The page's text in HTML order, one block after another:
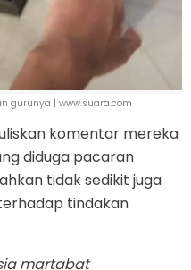
gurunya | www.suara.com
komentar mereka
diduga pacaran
tidak sedikit juga
tindakan
martabat